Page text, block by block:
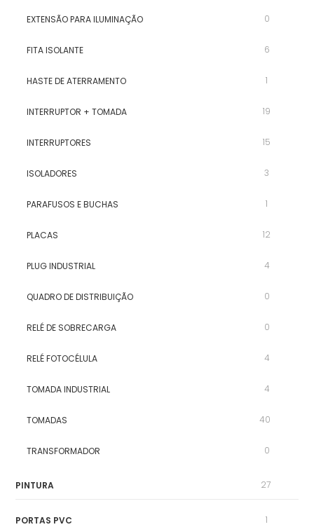
EXTENSÃO PARA ILUMINAÇÃO 0
FITA ISOLANTE 6
HASTE DE ATERRAMENTO 1
INTERRUPTOR + TOMADA 19
INTERRUPTORES 15
ISOLADORES 3
PARAFUSOS E BUCHAS 1
PLACAS 12
PLUG INDUSTRIAL 4
QUADRO DE DISTRIBUIÇÃO 0
RELÉ DE SOBRECARGA 0
RELÉ FOTOCÉLULA 4
TOMADA INDUSTRIAL 4
TOMADAS 40
TRANSFORMADOR 0
PINTURA 27
PORTAS PVC 1